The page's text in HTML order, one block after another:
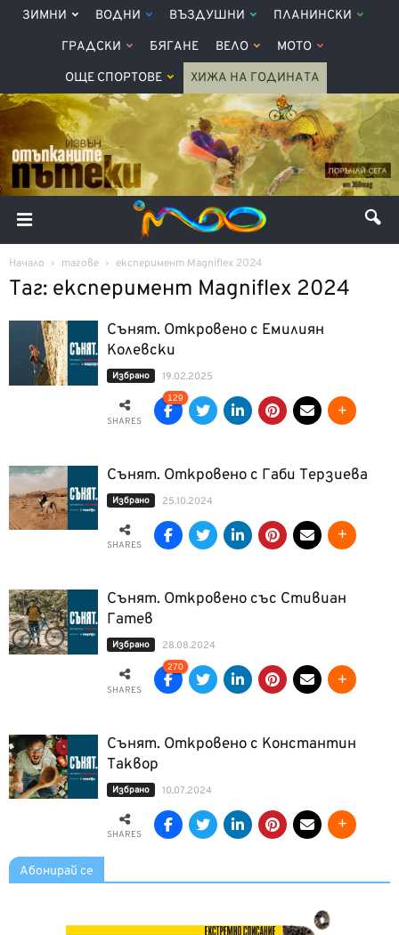
ЗИМНИ ВОДНИ ВЪЗДУШНИ ПЛАНИНСКИ
ГРАДСКИ БЯГАНЕ ВЕЛО МОТО
ОЩЕ СПОРТОВЕ ХИЖА НА ГОДИНАТА
Начало тагове експеримент Magniflex 2024
Таг: експеримент Magniflex 2024
Сънят. Откровено с Емилиян
Колевски
Избрано 19.02.2025
SHARES
129
Сънят. Откровено с Габи Терзиева
Избрано 25.10.2024
SHARES
Сънят. Откровено със Стивиан
Гатев
Избрано 28.08.2024
SHARES
270
Сънят. Откровено с Константин
Таквор
Избрано 10.07.2024
SHARES
Абонирай се